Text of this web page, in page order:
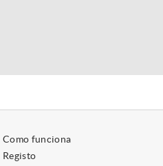
Como funciona
Registo